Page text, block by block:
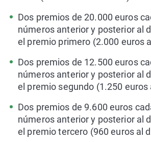
Dos premios de 20.000 euros
números anterior y posterior al
el premio primero (2.000 euros
Dos premios de 12.500 euros
números anterior y posterior al
el premio segundo (1.250 euros
Dos premios de 9.600 euros
números anterior y posterior al
el premio tercero (960 euros al